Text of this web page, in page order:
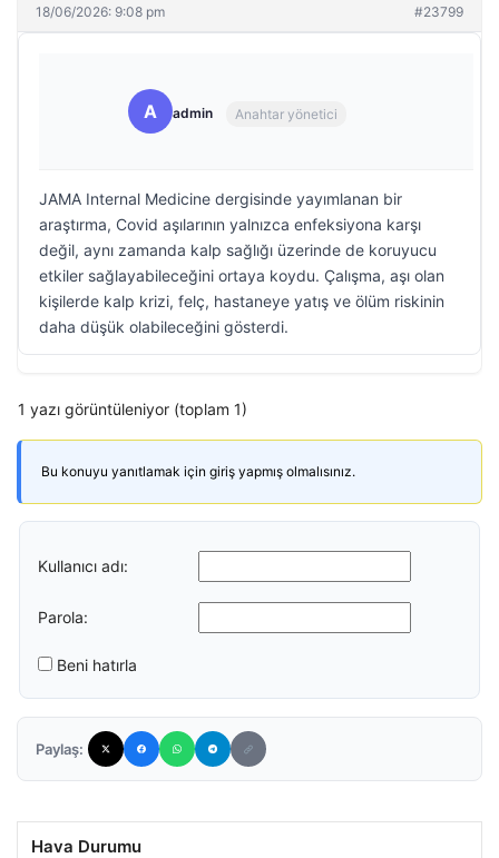
18/06/2026: 9:08 pm #23799
A admin Anahtar yönetici
JAMA Internal Medicine dergisinde yayımlanan bir
araştırma, Covid aşılarının yalnızca enfeksiyona karşı
değil, aynı zamanda kalp sağlığı üzerinde de koruyucu
etkiler sağlayabileceğini ortaya koydu. Çalışma, aşı olan
kişilerde kalp krizi, felç, hastaneye yatış ve ölüm riskinin
daha düşük olabileceğini gösterdi.
1 yazı görüntüleniyor (toplam 1)
Bu konuyu yanıtlamak için giriş yapmış olmalısınız.
Kullanıcı adı:
Parola:
Beni hatırla
Paylaş:
Hava Durumu